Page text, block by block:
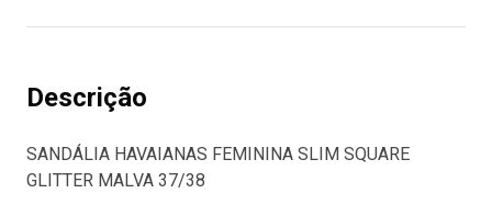
Descrição
SANDÁLIA HAVAIANAS FEMININA SLIM SQUARE
GLITTER MALVA 37/38